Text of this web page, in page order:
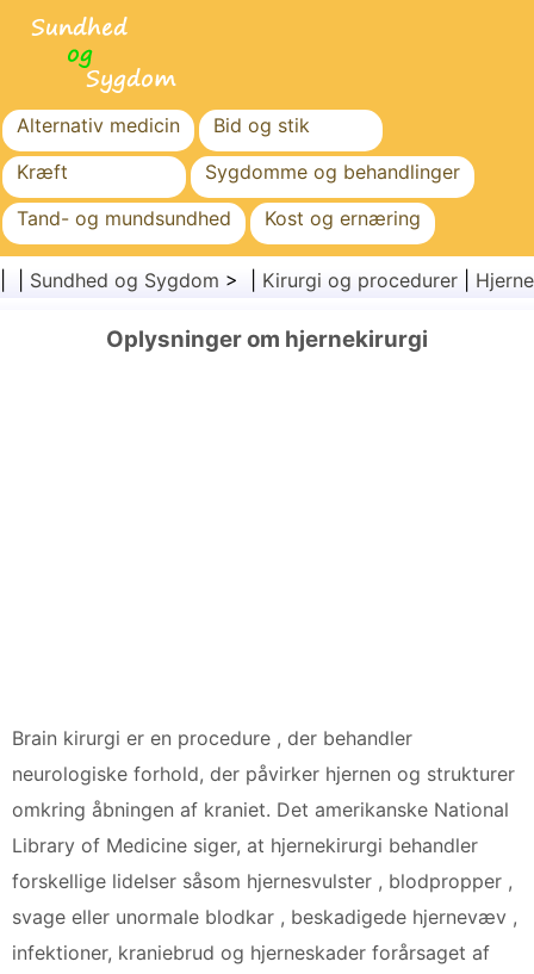
Alternativ medicin
Bid og stik
Kræft
Sygdomme og behandlinger
Tand- og mundsundhed
Kost og ernæring
Familiesundhed
Sundhedssektoren
Kirurgi og procedurer
Sundhed
Sundhed og Sygdom > | Kirurgi og procedurer
Oplysninger om hjernekirurgi
Brain kirurgi er en procedure , der behandler
neurologiske forhold, der påvirker hjernen og strukturer
omkring åbningen af ​​kraniet. Det amerikanske National
Library of Medicine siger, at hjernekirurgi behandler
forskellige lidelser såsom hjernesvulster , blodpropper ,
svage eller unormale blodkar , beskadigede hjernevæv ,
infektioner, kraniebrud og hjerneskader forårsaget af